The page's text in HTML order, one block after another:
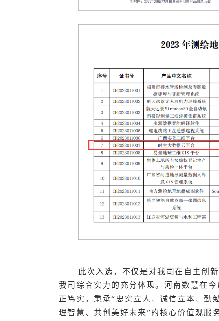
此次入选，不仅是对我司在自主创
我司综合实力的充分体现。河南数慧在
正笃实，秉承“忠实立人、诚信立本、勤
理智慧、共创美好未来”的核心价值观服